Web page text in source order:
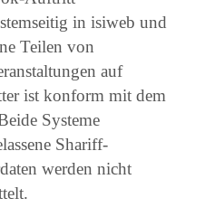
in isiweb und
Teilen von
auf
ist konform mit dem
Systeme
Shariff-
werden nicht